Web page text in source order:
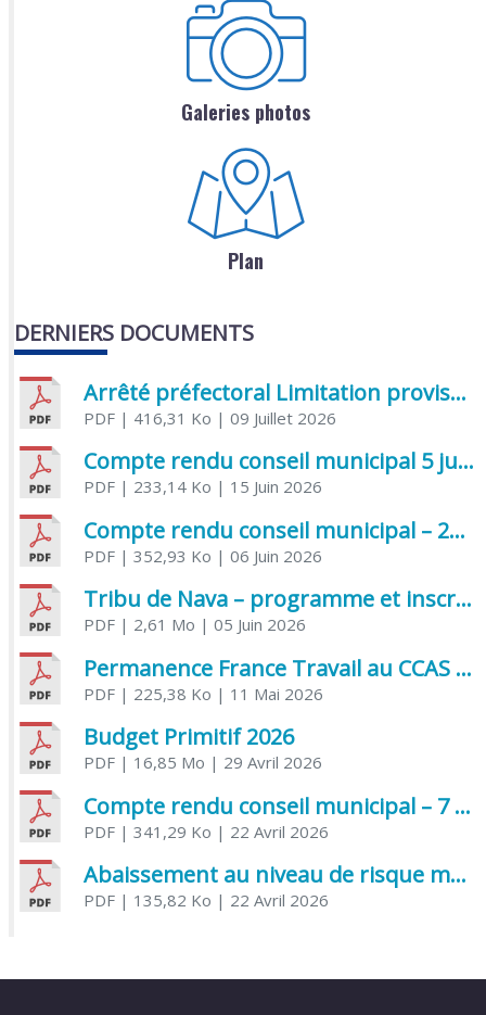
Galeries photos
Plan
DERNIERS DOCUMENTS
Arrêté préfectoral Limitation provisoire des usages de l’eau
PDF| 416,31 Ko | 09 Juillet 2026
Compte rendu conseil municipal 5 juin 2026 sénatoriale
PDF| 233,14 Ko | 15 Juin 2026
Compte rendu conseil municipal – 21 avril 2026
PDF| 352,93 Ko | 06 Juin 2026
Tribu de Nava – programme et inscriptions été 2026
PDF| 2,61 Mo | 05 Juin 2026
Permanence France Travail au CCAS de Saujon Juin 2026
PDF| 225,38 Ko | 11 Mai 2026
Budget Primitif 2026
PDF| 16,85 Mo | 29 Avril 2026
Compte rendu conseil municipal – 7 avril 2026
PDF| 341,29 Ko | 22 Avril 2026
Abaissement au niveau de risque modéré de l’Influenza aviaire
PDF| 135,82 Ko | 22 Avril 2026